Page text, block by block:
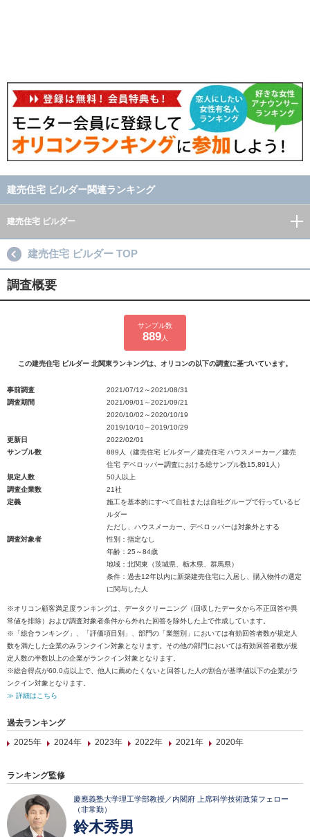
建売住宅 ビルダー関連ランキング
建売住宅 ビルダー
建売住宅 ビルダー TOP
調査概要
サンプル数
889人
この建売住宅 ビルダー 北関東ランキングは、オリコンの以下の調査に基づいています。
事前調査
2021/07/12～2021/08/31
調査期間
2021/09/01～2021/09/21
2020/10/02～2020/10/19
2019/10/10～2019/10/29
更新日
2022/02/01
サンプル数
889人（建売住宅 ビルダー／建売住宅 ハウスメーカー／建売
住宅 デベロッパー調査における総サンプル数15,891人）
規定人数
50人以上
調査企業数
21社
定義
施工を基本的にすべて自社または自社グループで行っているビ
ルダー
ただし、ハウスメーカー、デベロッパーは対象外とする
調査対象者
性別：指定なし
年齢：25～84歳
地域：北関東（茨城県、栃木県、群馬県）
条件：過去12年以内に新築建売住宅に入居し、購入物件の選定
に関与した人
※オリコン顧客満足度ランキングは、データクリーニング（回収したデータから不正回答や異
常値を排除）および調査対象者条件から外れた回答を除外した上で作成しています。
※「総合ランキング」、「評価項目別」、部門の「業態別」においては有効回答者数が規定人
数を満たした企業のみランクイン対象となります。その他の部門においては有効回答者数が規
定人数の半数以上の企業がランクイン対象となります。
※総合得点が60.0点以上で、他人に薦めたくないと回答した人の割合が基準値以下の企業がラ
ンクイン対象となります。
≫ 詳細はこちら
過去ランキング
2025年
2024年 2023年 2022年 2021年 2020年
ランキング監修
慶應義塾大学理工学部教授／内閣府 上席科学技術政策フェロー
（非常勤）
鈴木秀男